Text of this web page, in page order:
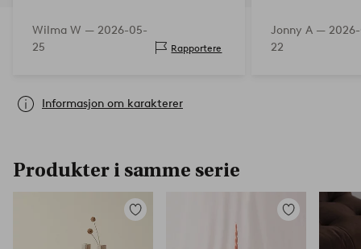
Wilma W — 2026-05-
25
Rapportere
Jonny A —
22
Informasjon om karakterer
Produkter i samme serie
Legg
Legg